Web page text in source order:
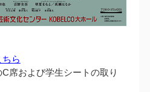
ら
席および学生シートの取り